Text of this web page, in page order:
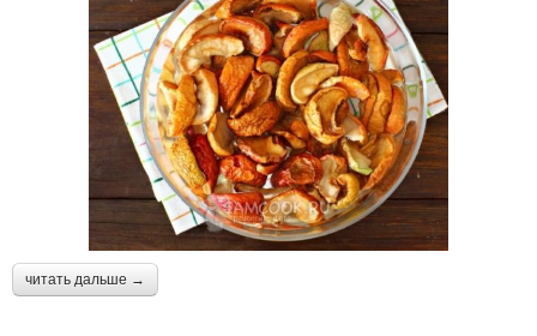
читать дальше →